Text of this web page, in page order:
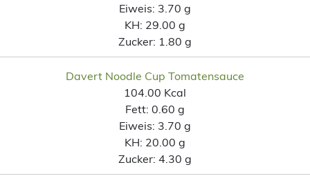
Eiweis: 3.70 g
KH: 29.00 g
Zucker: 1.80 g
Davert Noodle Cup Tomatensauce
104.00 Kcal
Fett: 0.60 g
Eiweis: 3.70 g
KH: 20.00 g
Zucker: 4.30 g